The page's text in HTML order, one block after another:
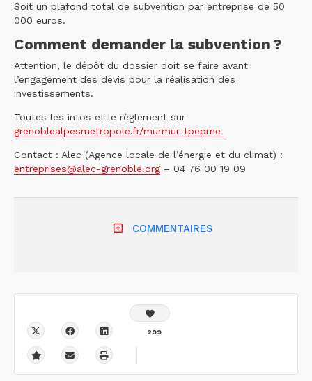
Soit un plafond total de subvention par entreprise de 50
000 euros.
Comment demander la subvention ?
Attention, le dépôt du dossier doit se faire avant
l’engagement des devis pour la réalisation des
investissements.
Toutes les infos et le règlement sur
grenoblealpesmetropole.fr/murmur-tpepme
Contact : Alec (Agence locale de l’énergie et du climat) :
entreprises@alec-grenoble.org – 04 76 00 19 09
COMMENTAIRES
299